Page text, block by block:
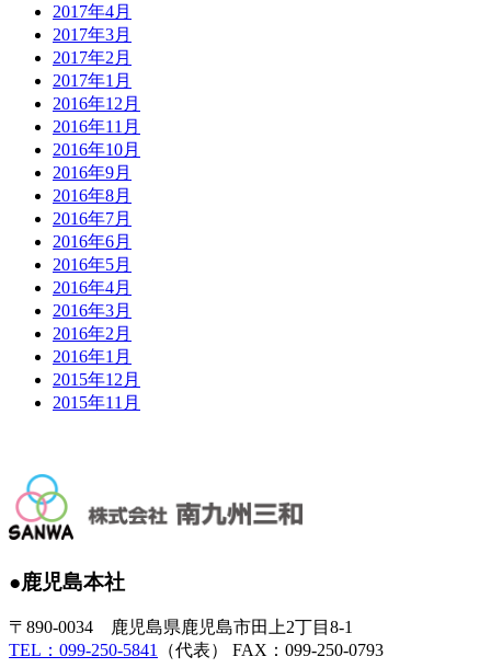
2017年4月
2017年3月
2017年2月
2017年1月
2016年12月
2016年11月
2016年10月
2016年9月
2016年8月
2016年7月
2016年6月
2016年5月
2016年4月
2016年3月
2016年2月
2016年1月
2015年12月
2015年11月
●鹿児島本社
〒890-0034 鹿児島県鹿児島市田上2丁目8-1
TEL：099-250-5841
（代表） FAX：099-250-0793